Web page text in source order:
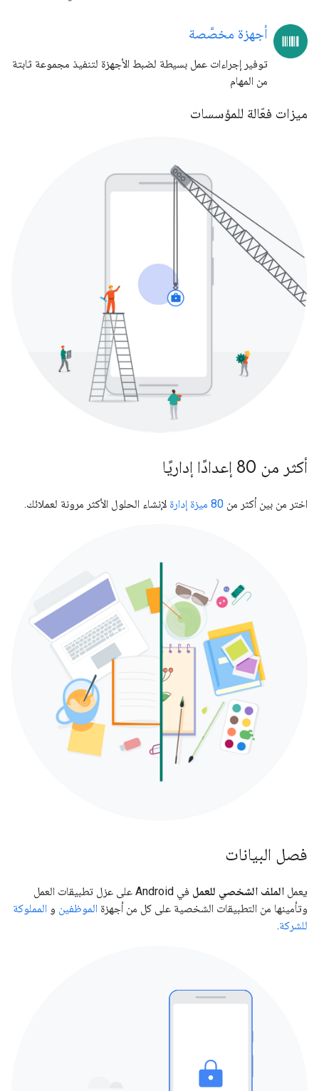
أجهزة مخصَّصة
توفير إجراءات عمل بسيطة لضبط الأجهزة لتنفيذ مجموعة ثابتة
من المهام
ميزات فعّالة للمؤسسات
أكثر من 80 إعدادًا إداريًا
اختر من بين أكثر من 80 ميزة إدارة لإنشاء الحلول الأكثر مرونة لعملائك.
فصل البيانات
يعمل الملف الشخصي للعمل
في Android على عزل تطبيقات العمل
وتأمينها من التطبيقات الشخصية على كل من أجهزة الموظفين و المملوكة
للشركة.